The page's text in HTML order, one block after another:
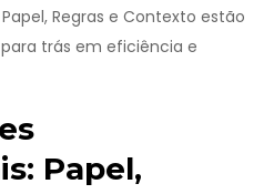
Regras e Contexto estão
trás em eficiência e
Papel,